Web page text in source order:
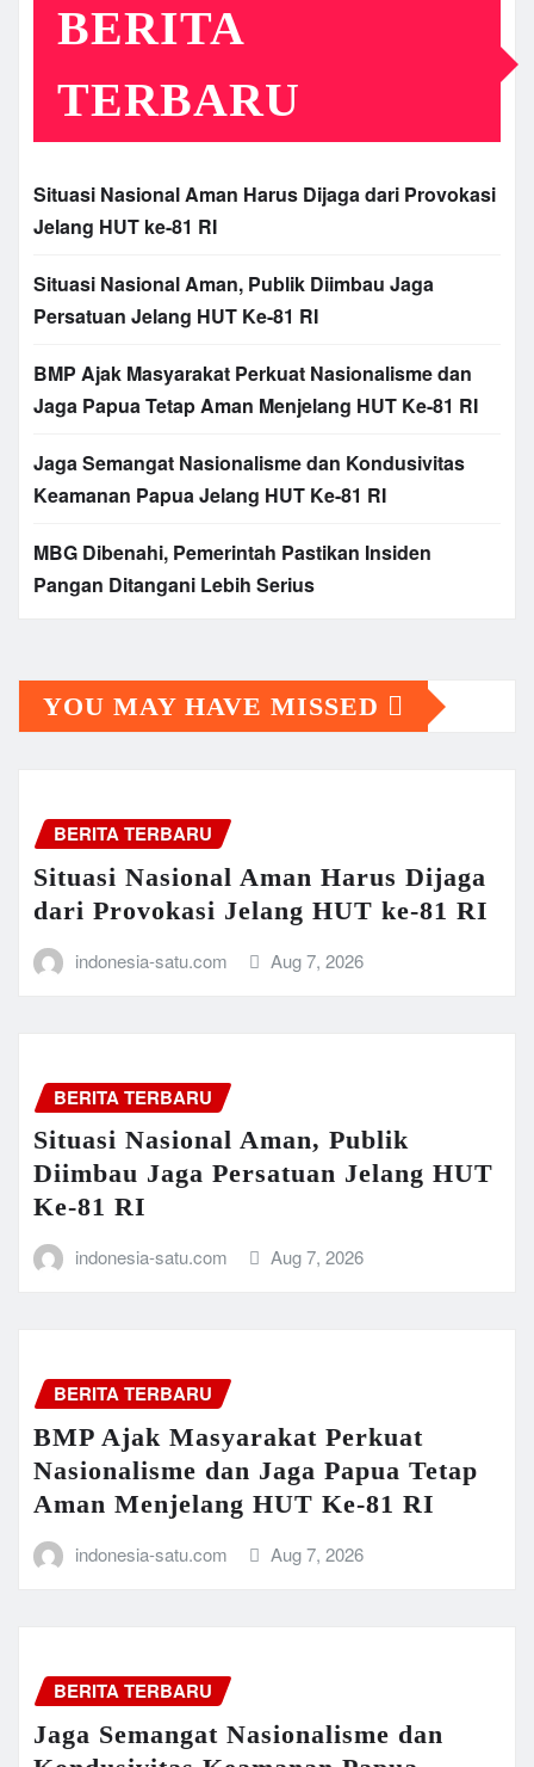
BERITA
TERBARU
Situasi Nasional Aman Harus Dijaga dari Provokasi
Jelang HUT ke-81 RI
Situasi Nasional Aman, Publik Diimbau Jaga
Persatuan Jelang HUT Ke-81 RI
BMP Ajak Masyarakat Perkuat Nasionalisme dan
Jaga Papua Tetap Aman Menjelang HUT Ke-81 RI
Jaga Semangat Nasionalisme dan Kondusivitas
Keamanan Papua Jelang HUT Ke-81 RI
MBG Dibenahi, Pemerintah Pastikan Insiden
Pangan Ditangani Lebih Serius
YOU MAY HAVE MISSED
BERITA TERBARU
Situasi Nasional Aman Harus Dijaga
dari Provokasi Jelang HUT ke-81 RI
indonesia-satu.com Aug 7, 2026
BERITA TERBARU
Situasi Nasional Aman, Publik
Diimbau Jaga Persatuan Jelang HUT
Ke-81 RI
indonesia-satu.com Aug 7, 2026
BERITA TERBARU
BMP Ajak Masyarakat Perkuat
Nasionalisme dan Jaga Papua Tetap
Aman Menjelang HUT Ke-81 RI
indonesia-satu.com Aug 7, 2026
BERITA TERBARU
Jaga Semangat Nasionalisme dan